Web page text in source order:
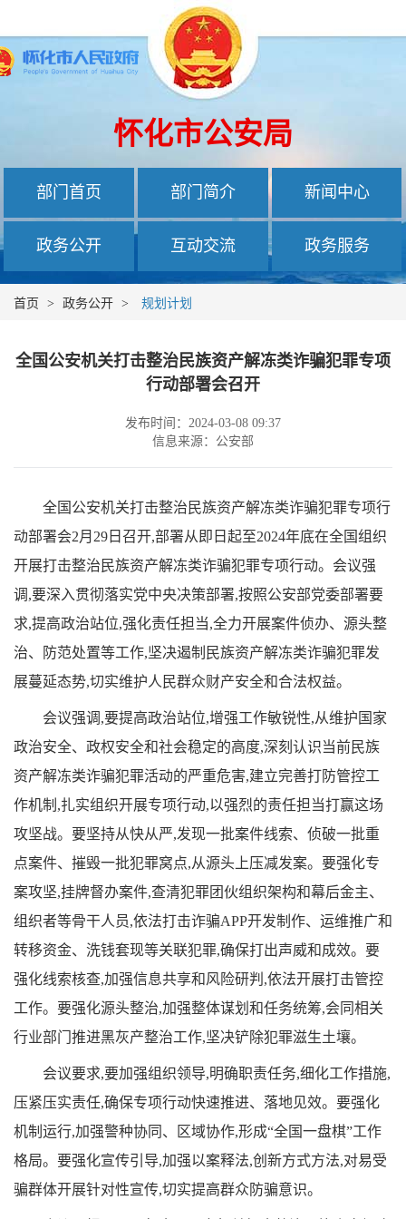
怀化市公安局
部门首页 部门简介 新闻中心
政务公开 互动交流 政务服务
首页 > 政务公开 > 规划计划
全国公安机关打击整治民族资产解冻类诈骗犯罪专项
行动部署会召开
发布时间：2024-03-08 09:37
信息来源：公安部
全国公安机关打击整治民族资产解冻类诈骗犯罪专项行
动部署会2月29日召开,部署从即日起至2024年底在全国组织
开展打击整治民族资产解冻类诈骗犯罪专项行动。会议强
调,要深入贯彻落实党中央决策部署,按照公安部党委部署要
求,提高政治站位,强化责任担当,全力开展案件侦办、源头整
治、防范处置等工作,坚决遏制民族资产解冻类诈骗犯罪发
展蔓延态势,切实维护人民群众财产安全和合法权益。
会议强调,要提高政治站位,增强工作敏锐性,从维护国家
政治安全、政权安全和社会稳定的高度,深刻认识当前民族
资产解冻类诈骗犯罪活动的严重危害,建立完善打防管控工
作机制,扎实组织开展专项行动,以强烈的责任担当打赢这场
攻坚战。要坚持从快从严,发现一批案件线索、侦破一批重
点案件、摧毁一批犯罪窝点,从源头上压减发案。要强化专
案攻坚,挂牌督办案件,查清犯罪团伙组织架构和幕后金主、
组织者等骨干人员,依法打击诈骗APP开发制作、运维推广和
转移资金、洗钱套现等关联犯罪,确保打出声威和成效。要
强化线索核查,加强信息共享和风险研判,依法开展打击管控
工作。要强化源头整治,加强整体谋划和任务统筹,会同相关
行业部门推进黑灰产整治工作,坚决铲除犯罪滋生土壤。
会议要求,要加强组织领导,明确职责任务,细化工作措施,
压紧压实责任,确保专项行动快速推进、落地见效。要强化
机制运行,加强警种协同、区域协作,形成“全国一盘棋”工作
格局。要强化宣传引导,加强以案释法,创新方式方法,对易受
骗群体开展针对性宣传,切实提高群众防骗意识。